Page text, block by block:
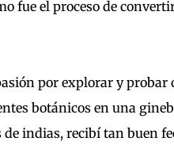
fue el proceso de
por explorar y probar
botánicos en una
indias, recibí tan buen